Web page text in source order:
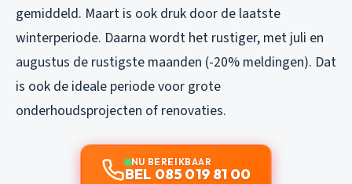
gemiddeld. Maart is ook druk door de laatste
winterperiode. Daarna wordt het rustiger, met juli en
augustus de rustigste maanden (-20% meldingen). Dat
is ook de ideale periode voor grote
onderhoudsprojecten of renovaties.
NU BEREIKBAAR
BEL 085 019 81 00